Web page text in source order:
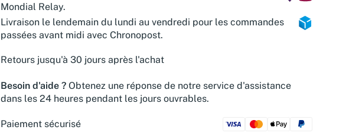
Mondial Relay.
Livraison le lendemain du lundi au vendredi pour les commandes
passées avant midi avec Chronopost.
Retours jusqu'à 30 jours après l'achat
Besoin d'aide ? Obtenez une réponse de notre service d'assistance
dans les 24 heures pendant les jours ouvrables.
Paiement sécurisé